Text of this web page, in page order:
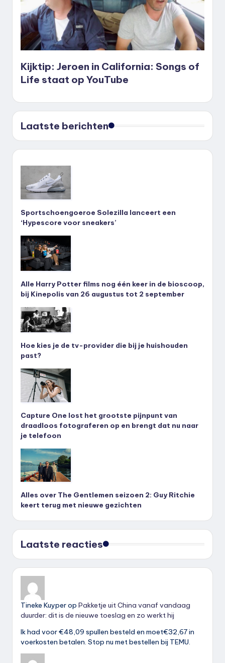
Kijktip: Jeroen in California: Songs of
Life staat op YouTube
Laatste berichten
Sportschoengoeroe Solezilla lanceert een
‘Hypescore voor sneakers’
Alle Harry Potter films nog één keer in de bioscoop,
bij Kinepolis van 26 augustus tot 2 september
Hoe kies je de tv-provider die bij je huishouden
past?
Capture One lost het grootste pijnpunt van
draadloos fotograferen op en brengt dat nu naar
je telefoon
Alles over The Gentlemen seizoen 2: Guy Ritchie
keert terug met nieuwe gezichten
Laatste reacties
Tineke Kuyperop Pakketje uit China vanaf vandaag
duurder: dit is de nieuwe toeslag en zo werkt hij
Ik had voor €48,09 spullen besteld en moet€32,67 in
voerkosten betalen. Stop nu met bestellen bij TEMU.